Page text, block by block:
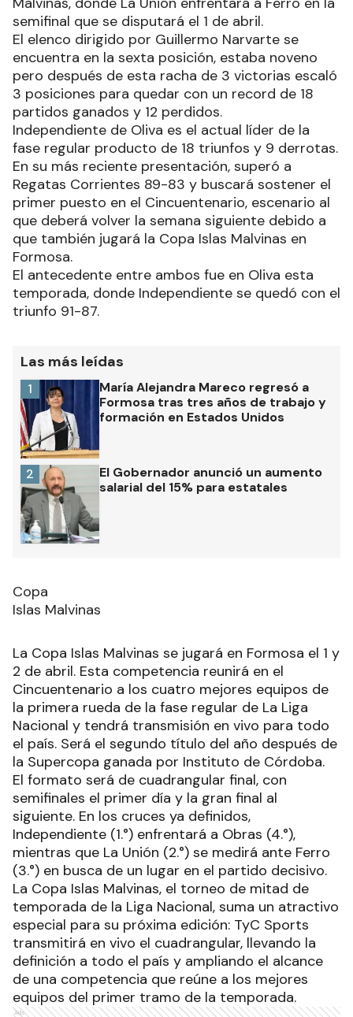
semifinal que se disputará el 1 de abril.
El elenco dirigido por Guillermo Narvarte se
encuentra en la sexta posición, estaba noveno
pero después de esta racha de 3 victorias escaló
3 posiciones para quedar con un record de 18
partidos ganados y 12 perdidos.
Independiente de Oliva es el actual líder de la
fase regular producto de 18 triunfos y 9 derrotas.
En su más reciente presentación, superó a
Regatas Corrientes 89-83 y buscará sostener el
primer puesto en el Cincuentenario, escenario al
que deberá volver la semana siguiente debido a
que también jugará la Copa Islas Malvinas en
Formosa.
El antecedente entre ambos fue en Oliva esta
temporada, donde Independiente se quedó con el
triunfo 91-87.
Las más leídas
María Alejandra Mareco regresó a
Formosa tras tres años de trabajo y
formación en Estados Unidos
1
El Gobernador anunció un aumento
salarial del 15% para estatales
2
Copa
Islas Malvinas
La Copa Islas Malvinas se jugará en Formosa el 1 y
2 de abril. Esta competencia reunirá en el
Cincuentenario a los cuatro mejores equipos de
la primera rueda de la fase regular de La Liga
Nacional y tendrá transmisión en vivo para todo
el país. Será el segundo título del año después de
la Supercopa ganada por Instituto de Córdoba.
El formato será de cuadrangular final, con
semifinales el primer día y la gran final al
siguiente. En los cruces ya definidos,
Independiente (1.°) enfrentará a Obras (4.°),
mientras que La Unión (2.°) se medirá ante Ferro
(3.°) en busca de un lugar en el partido decisivo.
La Copa Islas Malvinas, el torneo de mitad de
temporada de la Liga Nacional, suma un atractivo
especial para su próxima edición: TyC Sports
transmitirá en vivo el cuadrangular, llevando la
definición a todo el país y ampliando el alcance
de una competencia que reúne a los mejores
equipos del primer tramo de la temporada.
Ads